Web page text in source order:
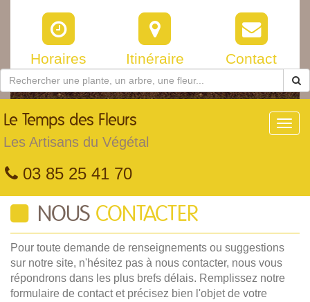
Horaires Itinéraire Contact
Le Temps des Fleurs
Les Artisans du Végétal
03 85 25 41 70
NOUS CONTACTER
Pour toute demande de renseignements ou suggestions
sur notre site, n'hésitez pas à nous contacter, nous vous
répondrons dans les plus brefs délais. Remplissez notre
formulaire de contact et précisez bien l'objet de votre